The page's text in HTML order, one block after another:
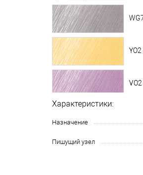
Характеристики:
Назначение
Пишущий узел